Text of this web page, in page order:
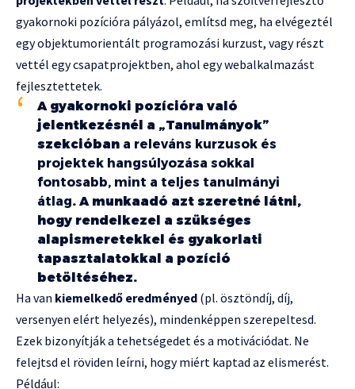
gyakornoki pozícióra pályázol, említsd meg, ha elvégeztél
egy objektumorientált programozási kurzust, vagy részt
vettél egy csapatprojektben, ahol egy webalkalmazást
fejlesztettetek.
A gyakornoki pozícióra való
jelentkezésnél a „Tanulmányok”
szekcióban a releváns kurzusok és
projektek hangsúlyozása sokkal
fontosabb, mint a teljes tanulmányi
átlag. A munkaadó azt szeretné látni,
hogy rendelkezel a szükséges
alapismeretekkel és gyakorlati
tapasztalatokkal a pozíció
betöltéséhez.
Ha van kiemelkedő eredményed (pl. ösztöndíj, díj,
versenyen elért helyezés), mindenképpen szerepeltesd.
Ezek bizonyítják a tehetségedet és a motivációdat. Ne
felejtsd el röviden leírni, hogy miért kaptad az elismerést.
Például: